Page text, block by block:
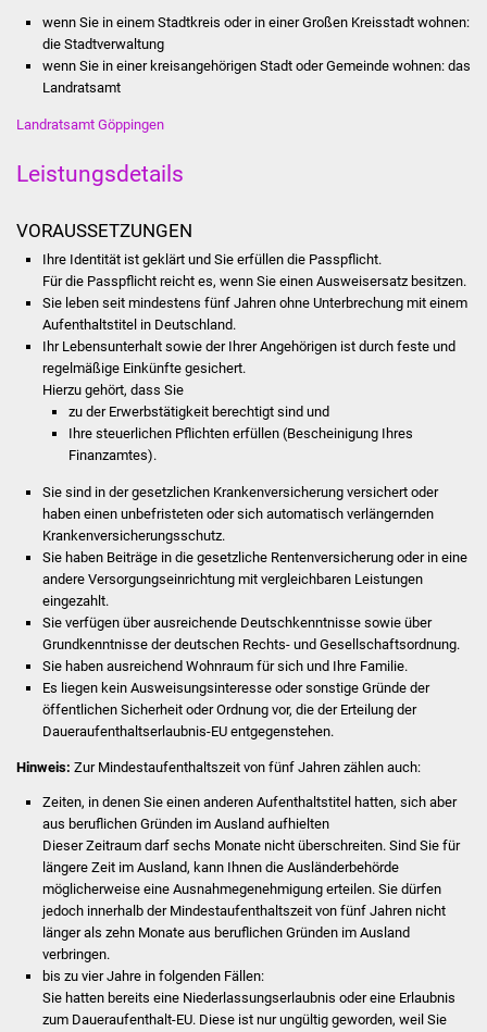
Projekte
Schulentwicklung Bizet
Ortsentwicklung
Presse
Was erledige ich wo
Dienstleistungen
Formulare
Bürgerinfos
Bildung
Kindergärten
wenn Sie in einem Stadtkreis oder in einer Großen Kreisstadt wohnen:
die Stadtverwaltung
wenn Sie in einer kreisangehörigen Stadt oder Gemeinde wohnen: das
Landratsamt
Landratsamt Göppingen
Leistungsdetails
VORAUSSETZUNGEN
Ihre Identität ist geklärt und Sie erfüllen die Passpflicht.
Für die Passpflicht reicht es, wenn Sie einen Ausweisersatzbesitzen.
Sie leben seit mindestens fünf Jahren ohne Unterbrechung mit einem
Aufenthaltstitel in Deutschland.
Ihr Lebensunterhalt sowie der Ihrer Angehörigen ist durch feste und
regelmäßige Einkünfte gesichert.
Hierzu gehört, dass Sie
zu der Erwerbstätigkeit berechtigt sind und
Ihre steuerlichen Pflichten erfüllen (Bescheinigung Ihres
Finanzamtes).
Sie sind in der gesetzlichen Krankenversicherung versichert oder
haben einen unbefristeten oder sich automatisch verlängernden
Krankenversicherungsschutz.
Sie haben Beiträge in die gesetzliche Rentenversicherung oder in eine
andere Versorgungseinrichtung mit vergleichbaren Leistungen
eingezahlt.
Sie verfügen über ausreichende Deutschkenntnisse sowie über
Grundkenntnisse der deutschen Rechts- und Gesellschaftsordnung.
Sie haben ausreichend Wohnraum für sich und Ihre Familie.
Es liegen kein Ausweisungsinteresse oder sonstige Gründe der
öffentlichen Sicherheit oder Ordnung vor, die der Erteilung der
Daueraufenthaltserlaubnis-EU entgegenstehen.
Hinweis: Zur Mindestaufenthaltszeit von fünf Jahren zählen auch:
Zeiten, in denen Sie einen anderen Aufenthaltstitel hatten, sich aber
aus beruflichen Gründen im Ausland aufhielten
Dieser Zeitraum darf sechs Monate nicht überschreiten. Sind Sie für
längere Zeit im Ausland, kann Ihnen die Ausländerbehörde
möglicherweise eine Ausnahmegenehmigung erteilen. Sie dürfen
jedoch innerhalb der Mindestaufenthaltszeit von fünf Jahren nicht
länger als zehn Monate aus beruflichen Gründen im Ausland
verbringen.
bis zu vier Jahre in folgenden Fällen:
Sie hatten bereits eine Niederlassungserlaubnis oder eine Erlaubnis
zum Daueraufenthalt-EU. Diese ist nur ungültig geworden, weil Sie